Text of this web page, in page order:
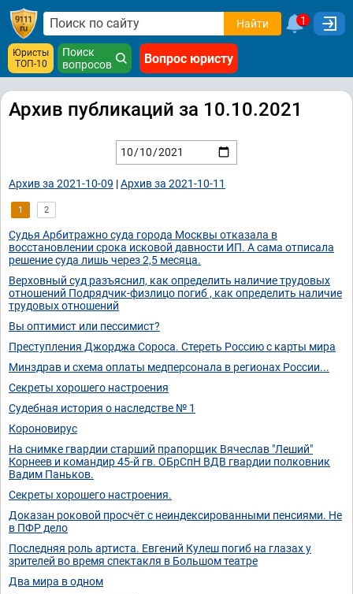
Найти 1
Юристы
ТОП-10
Поиск
вопросов
Вопрос юристу
Архив публикаций за 10.10.2021
Архив за 2021-10-09 |Архив за 2021-10-11
1 2
Судья Арбитражно суда города Москвы отказала в
восстановлении срока исковой давности ИП. А сама отписала
решение суда лишь через 2,5 месяца.
Верховный суд разъяснил, как определить наличие трудовых
отношений Подрядчик-физлицо погиб , как определить наличие
трудовых отношений
Вы оптимист или пессимист?
Преступления Джорджа Сороса. Стереть Россию с карты мира
Минздрав и схема оплаты медперсонала в регионах России...
Секреты хорошего настроения
Судебная история о наследстве № 1
Короновирус
На снимке гвардии старший прапорщик Вячеслав "Леший"
Корнеев и командир 45-й гв. ОБрСпН ВДВ гвардии полковник
Вадим Паньков.
Секреты хорошего настроения.
Доказан роковой просчёт с неиндексированными пенсиями. Не
в ПФР дело
Последняя роль артиста. Евгений Кулеш погиб на глазах у
зрителей во время спектакля в Большом театре
Два мира в одном